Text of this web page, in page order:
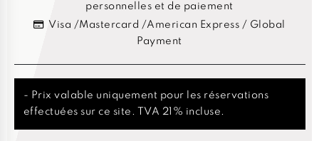
personnelles et de paiement
Visa /Mastercard /American Express / Global
Payment
- Prix valable uniquement pour les réservations
effectuées sur ce site. TVA 21% incluse.